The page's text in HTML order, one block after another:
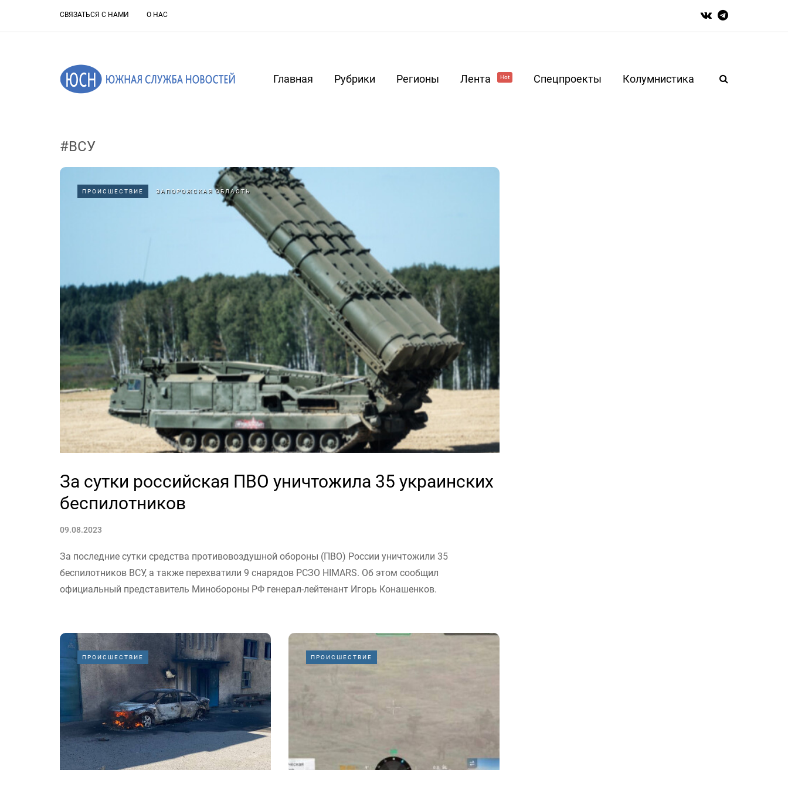
СВЯЗАТЬСЯ С НАМИ О НАС
Главная Рубрики Регионы Лента Hot Спецпроекты Колумнистика
#ВСУ
ПРОИСШЕСТВИЕ ЗАПОРОЖСКАЯ ОБЛАСТЬ
За сутки российская ПВО уничтожила 35 украинских
беспилотников
09.08.2023
За последние сутки средства противовоздушной обороны (ПВО) России уничтожили 35
беспилотников ВСУ, а также перехватили 9 снарядов РСЗО HIMARS. Об этом сообщил
официальный представитель Минобороны РФ генерал-лейтенант Игорь Конашенков.
ПРОИСШЕСТВИЕ ПРОИСШЕСТВИЕ